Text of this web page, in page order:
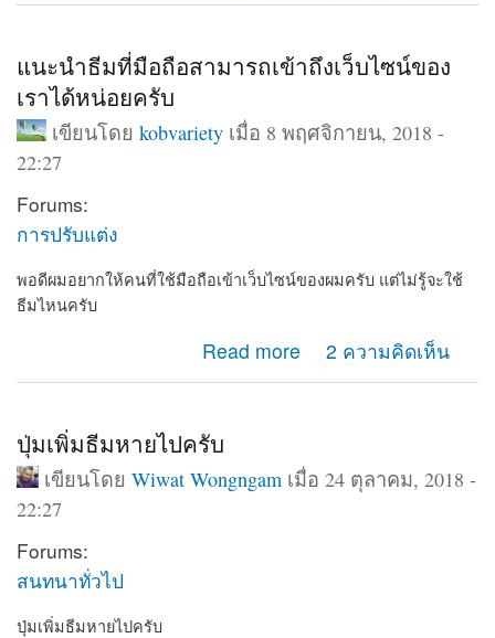
แนะนำธีมที่มือถือสามารถเข้าถึงเว็บไซน์ของ
เราได้หน่อยครับ
เขียนโดย kobvarietyเมื่อ 8 พฤศจิกายน, 2018 -
22:27
Forums:
การปรับแต่ง
พอดีผมอยากให้คนที่ใช้มือถือเข้าเว็บไซน์ของผมครับ แต่ไม่รู้จะใช้
ธีมไหนครับ
Read more
about แนะนำธีมที่มือถือสามารถเข้าถึงเว็บไซน์ของเราได้
หน่อยครับ
2 ความคิดเห็น
ปุ่มเพิ่มธีมหายไปครับ
เขียนโดย Wiwat Wongngam เมื่อ 24 ตุลาคม, 2018 -
22:27
Forums:
สนทนาทั่วไป
ปุ่มเพิ่มธีมหายไปครับ